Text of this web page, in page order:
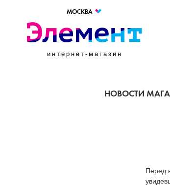
МОСКВА
интернет-магазин
НОВОСТИ
Перед